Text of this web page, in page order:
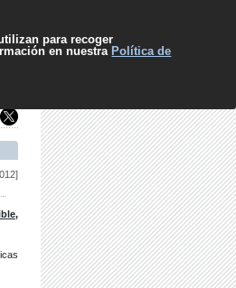
para recoger
en nuestra Política de
,